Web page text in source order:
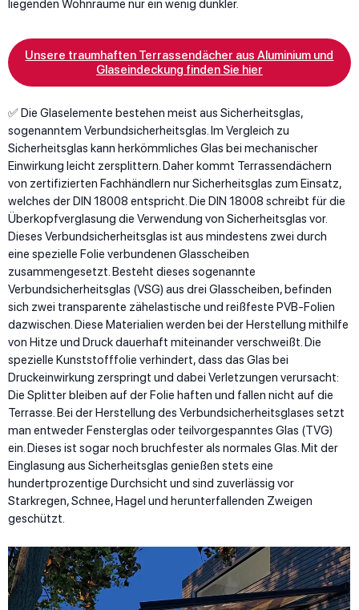
liegenden Wohnräume nur ein wenig dunkler.
Unsere traumhaften Terrassendächer aus Aluminium und
Glaseindeckung finden Sie hier
✅ Die Glaselemente bestehen meist aus Sicherheitsglas,
sogenanntem Verbundsicherheitsglas. Im Vergleich zu
Sicherheitsglas kann herkömmliches Glas bei mechanischer
Einwirkung leicht zersplittern. Daher kommt Terrassendächern
von zertifizierten Fachhändlern nur Sicherheitsglas zum Einsatz,
welches der DIN 18008 entspricht. Die DIN 18008 schreibt für die
Überkopfverglasung die Verwendung von Sicherheitsglas vor.
Dieses Verbundsicherheitsglas ist aus mindestens zwei durch
eine spezielle Folie verbundenen Glasscheiben
zusammengesetzt. Besteht dieses sogenannte
Verbundsicherheitsglas (VSG) aus drei Glasscheiben, befinden
sich zwei transparente zähelastische und reißfeste PVB-Folien
dazwischen. Diese Materialien werden bei der Herstellung mithilfe
von Hitze und Druck dauerhaft miteinander verschweißt. Die
spezielle Kunststofffolie verhindert, dass das Glas bei
Druckeinwirkung zerspringt und dabei Verletzungen verursacht:
Die Splitter bleiben auf der Folie haften und fallen nicht auf die
Terrasse. Bei der Herstellung des Verbundsicherheitsglases setzt
man entweder Fensterglas oder teilvorgespanntes Glas (TVG)
ein. Dieses ist sogar noch bruchfester als normales Glas. Mit der
Einglasung aus Sicherheitsglas genießen stets eine
hundertprozentige Durchsicht und sind zuverlässig vor
Starkregen, Schnee, Hagel und herunterfallenden Zweigen
geschützt.